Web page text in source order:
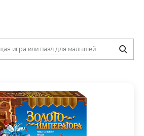
игра или пазл для малышей